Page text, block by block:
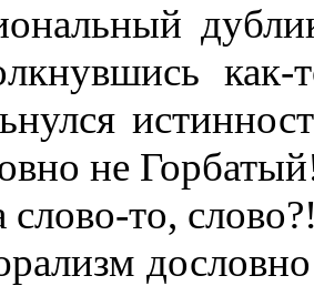
не
то,
дословно